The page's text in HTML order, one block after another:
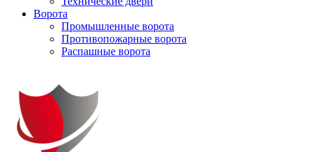
Ворота
Промышленные ворота
Противопожарные ворота
Распашные ворота